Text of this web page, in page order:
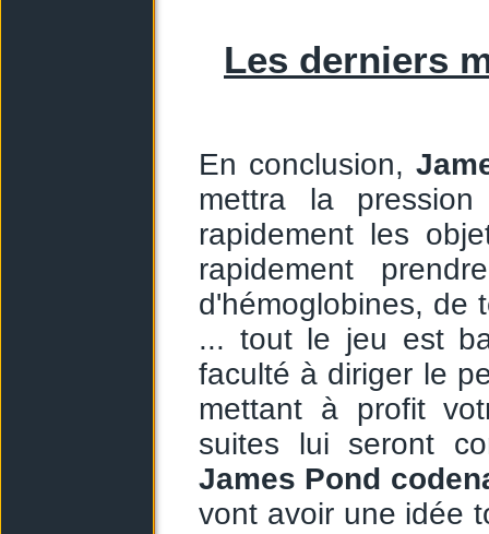
Les derniers
En conclusion,
mettra la
rapidement les
rapidement
d'hémoglobines, de
... tout le jeu est
faculté à diriger le
mettant à profit
suites lui seront
James Pond
vont avoir une idée